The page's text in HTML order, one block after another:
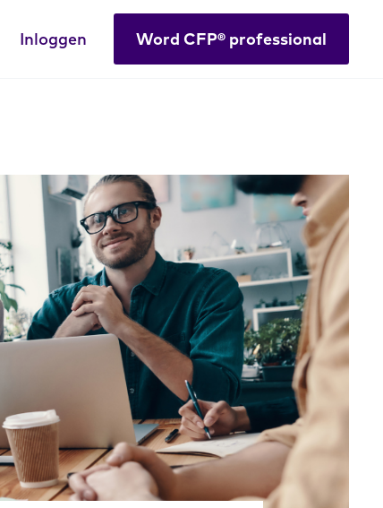
Inloggen Word CFP® professional